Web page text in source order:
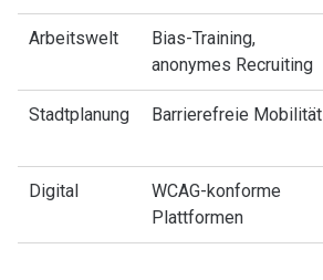
Arbeitswelt
Bias-Training,
anonymes Recruiting
Stadtplanung Barrierefreie Mobilität
Digital
WCAG-konforme
Plattformen